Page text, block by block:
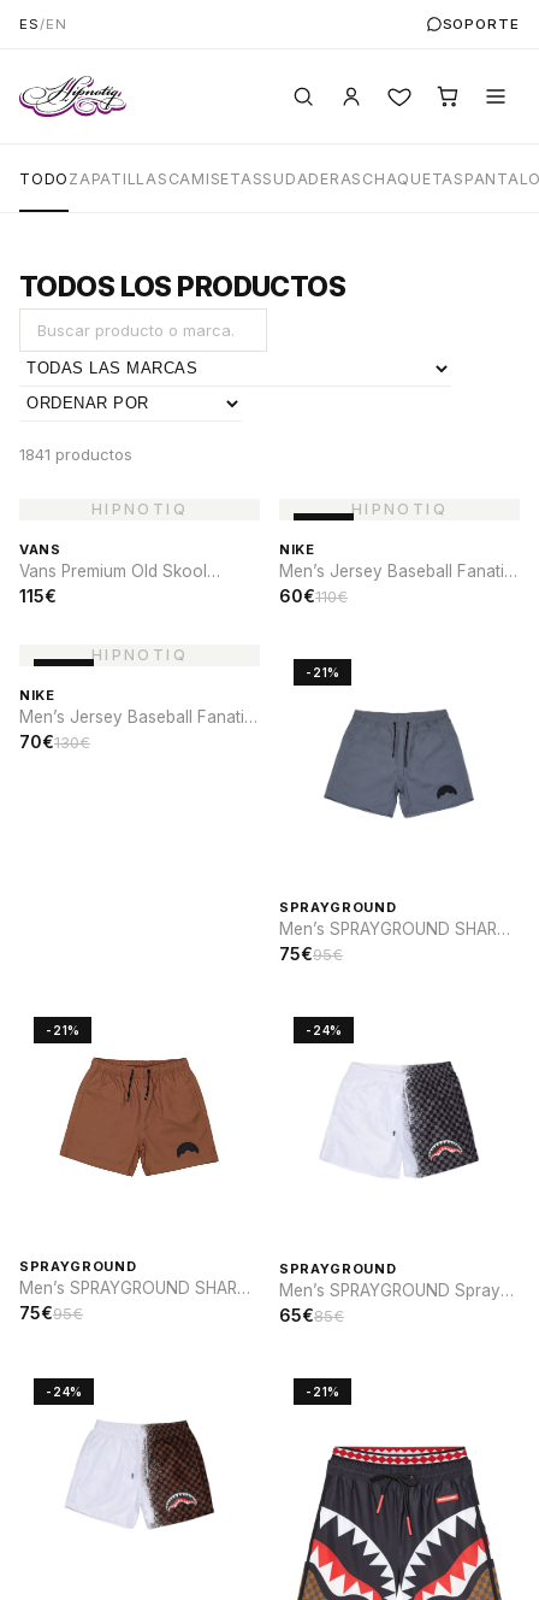
ES /EN SOPORTE
TODO ZAPATILLAS CAMISETASSUDADERAS CHAQUETAS
TODOS LOS PRODUCTOS
1841 productos
VANS
Vans Premium Old Skool
Cocona
115€
NIKE
Men’s Jersey Baseball Fanatic
x Nike Brooklyn Dodgers
60€110€
NIKE
Men’s Jersey Baseball Fanatic
x Nike Cooperstown St. Louis
70€130€
-21%
SPRAYGROUND
Men’s SPRAYGROUND SHARK
PARCH SWIM
75€95€
-21%
SPRAYGROUND
Men’s SPRAYGROUND SHARK
PARCH SWIM
75€95€
-24%
SPRAYGROUND
Men’s SPRAYGROUND Spray
sip SWIM
65€85€
-24% -21%